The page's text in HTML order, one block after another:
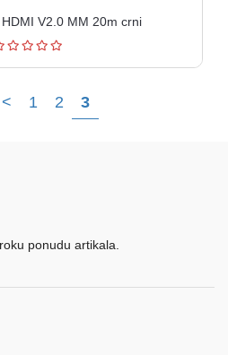
V2.0 MM 20m crni
< 1 2 3
ponudu artikala.